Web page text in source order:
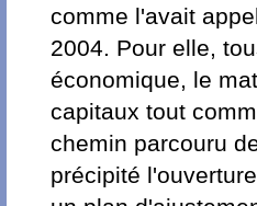
comme l'avait
2004. Pour elle,
économique, le
capitaux tout
chemin parcouru
précipité